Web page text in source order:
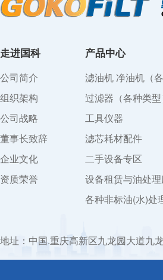
走进国科
公司简介
组织架构
公司战略
董事长致辞
企业文化
资质荣誉
产品中心
滤油机 净油机（各
过滤器（各种类型
工具仪器
滤芯耗材配件
二手设备专区
设备租赁与油处
各种非标油(水)处
地址：中国.重庆高新区九龙园大道九